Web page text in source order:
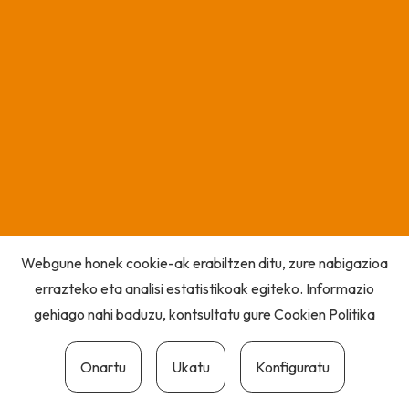
Webgune honek cookie-ak erabiltzen ditu, zure nabigazioa
errazteko eta analisi estatistikoak egiteko. Informazio
gehiago nahi baduzu, kontsultatu gureCookien Politika
Onartu Ukatu Konfiguratu